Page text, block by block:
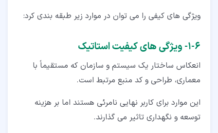
ویژگی های کیفی را می توان در موارد زیر طبقه بندی کرد:
۶‏-‏۱‏- ویژگی های کیفیت استاتیک
انعکاس ساختار یک سیستم و سازمان که مستقیماً با
معماری، طراحی و کد منبع مرتبط است.
این موارد برای کاربر نهایی نامرئی هستند اما بر هزینه
توسعه و نگهداری تاثیر می گذارند.